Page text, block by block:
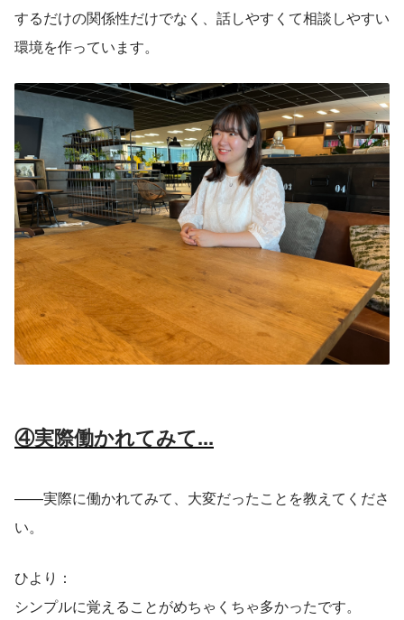
するだけの関係性だけでなく、話しやすくて相談しやすい
環境を作っています。
④実際働かれてみて...
——実際に働かれてみて、大変だったことを教えてくださ
い。
ひより：
シンプルに覚えることがめちゃくちゃ多かったです。